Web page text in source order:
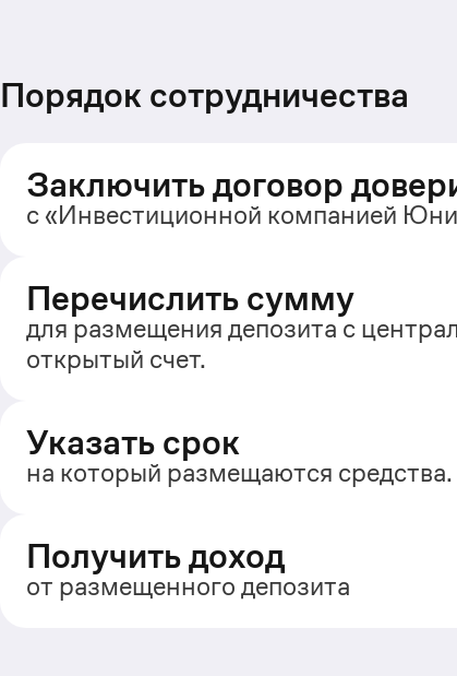
Порядок сотрудничества
Заключить договор
с «Инвестиционной компанией
Перечислить сумму
для размещения депозита с
открытый счет.
Указать срок
на который размещаются средства.
Получить доход
от размещенного депозита